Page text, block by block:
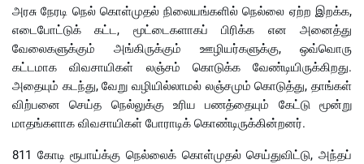
அரசு நேரடி நெல் கொள்முதல் நிலையங்களில் நெல்லை ஏற்ற இறக்க,
எடைபோட்டுக் கட்ட, மூட்டைகளாகப் பிரிக்க என அனைத்து
வேலைகளுக்கும் அங்கிருக்கும் ஊழியர்களுக்கு, ஒவ்வொரு
கட்டமாக விவசாயிகள் லஞ்சம் கொடுக்க வேண்டியிருக்கிறது.
அதையும் கடந்து, வேறு வழியில்லாமல் லஞ்சமும் கொடுத்து, தாங்கள்
விற்பனை செய்த நெல்லுக்கு உரிய பணத்தையும் கேட்டு மூன்று
மாதங்களாக விவசாயிகள் போராடிக் கொண்டிருக்கின்றனர்.
811 கோடி ரூபாய்க்கு நெல்லைக் கொள்முதல் செய்துவிட்டு, அந்தப்